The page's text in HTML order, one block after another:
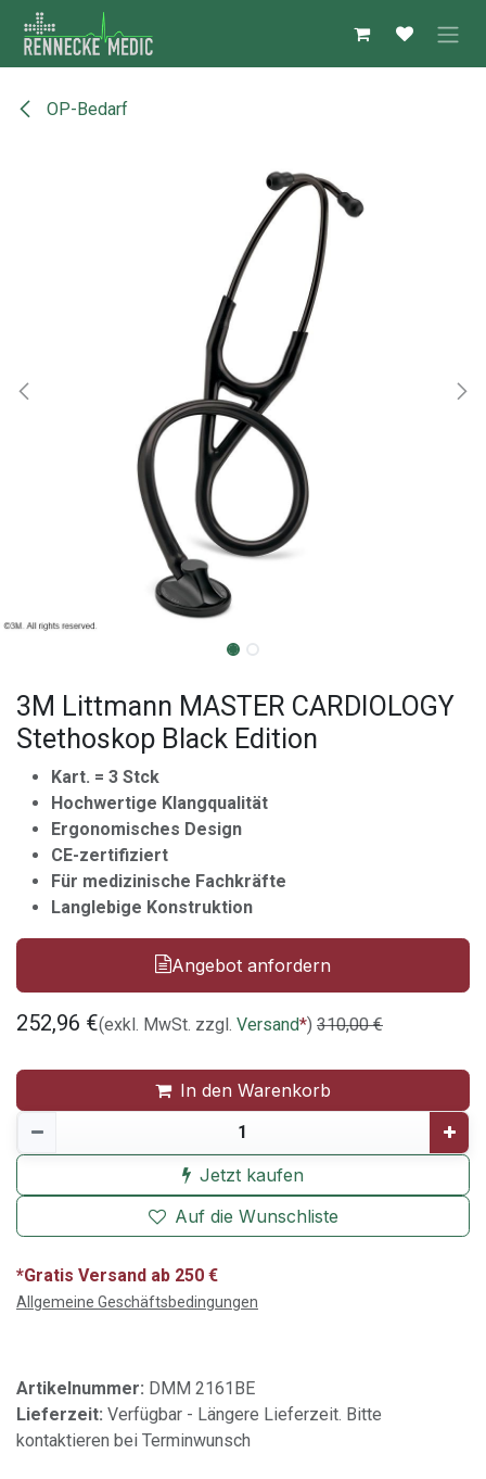
Zum Inhalt springen
OP-Bedarf
3M Littmann MASTER CARDIOLOGY
Stethoskop Black Edition
Kart. = 3 Stck
Hochwertige Klangqualität
Ergonomisches Design
CE-zertifiziert
Für medizinische Fachkräfte
Langlebige Konstruktion
Angebot anfordern
252,96 €(exkl. MwSt. zzgl. Versand*) 310,00€
In den Warenkorb
Jetzt kaufen
Auf die Wunschliste
*Gratis Versand ab 250 €
Allgemeine Geschäftsbedingungen
Artikelnummer: DMM 2161BE
Lieferzeit: Verfügbar - Längere Lieferzeit. Bitte
kontaktieren bei Terminwunsch